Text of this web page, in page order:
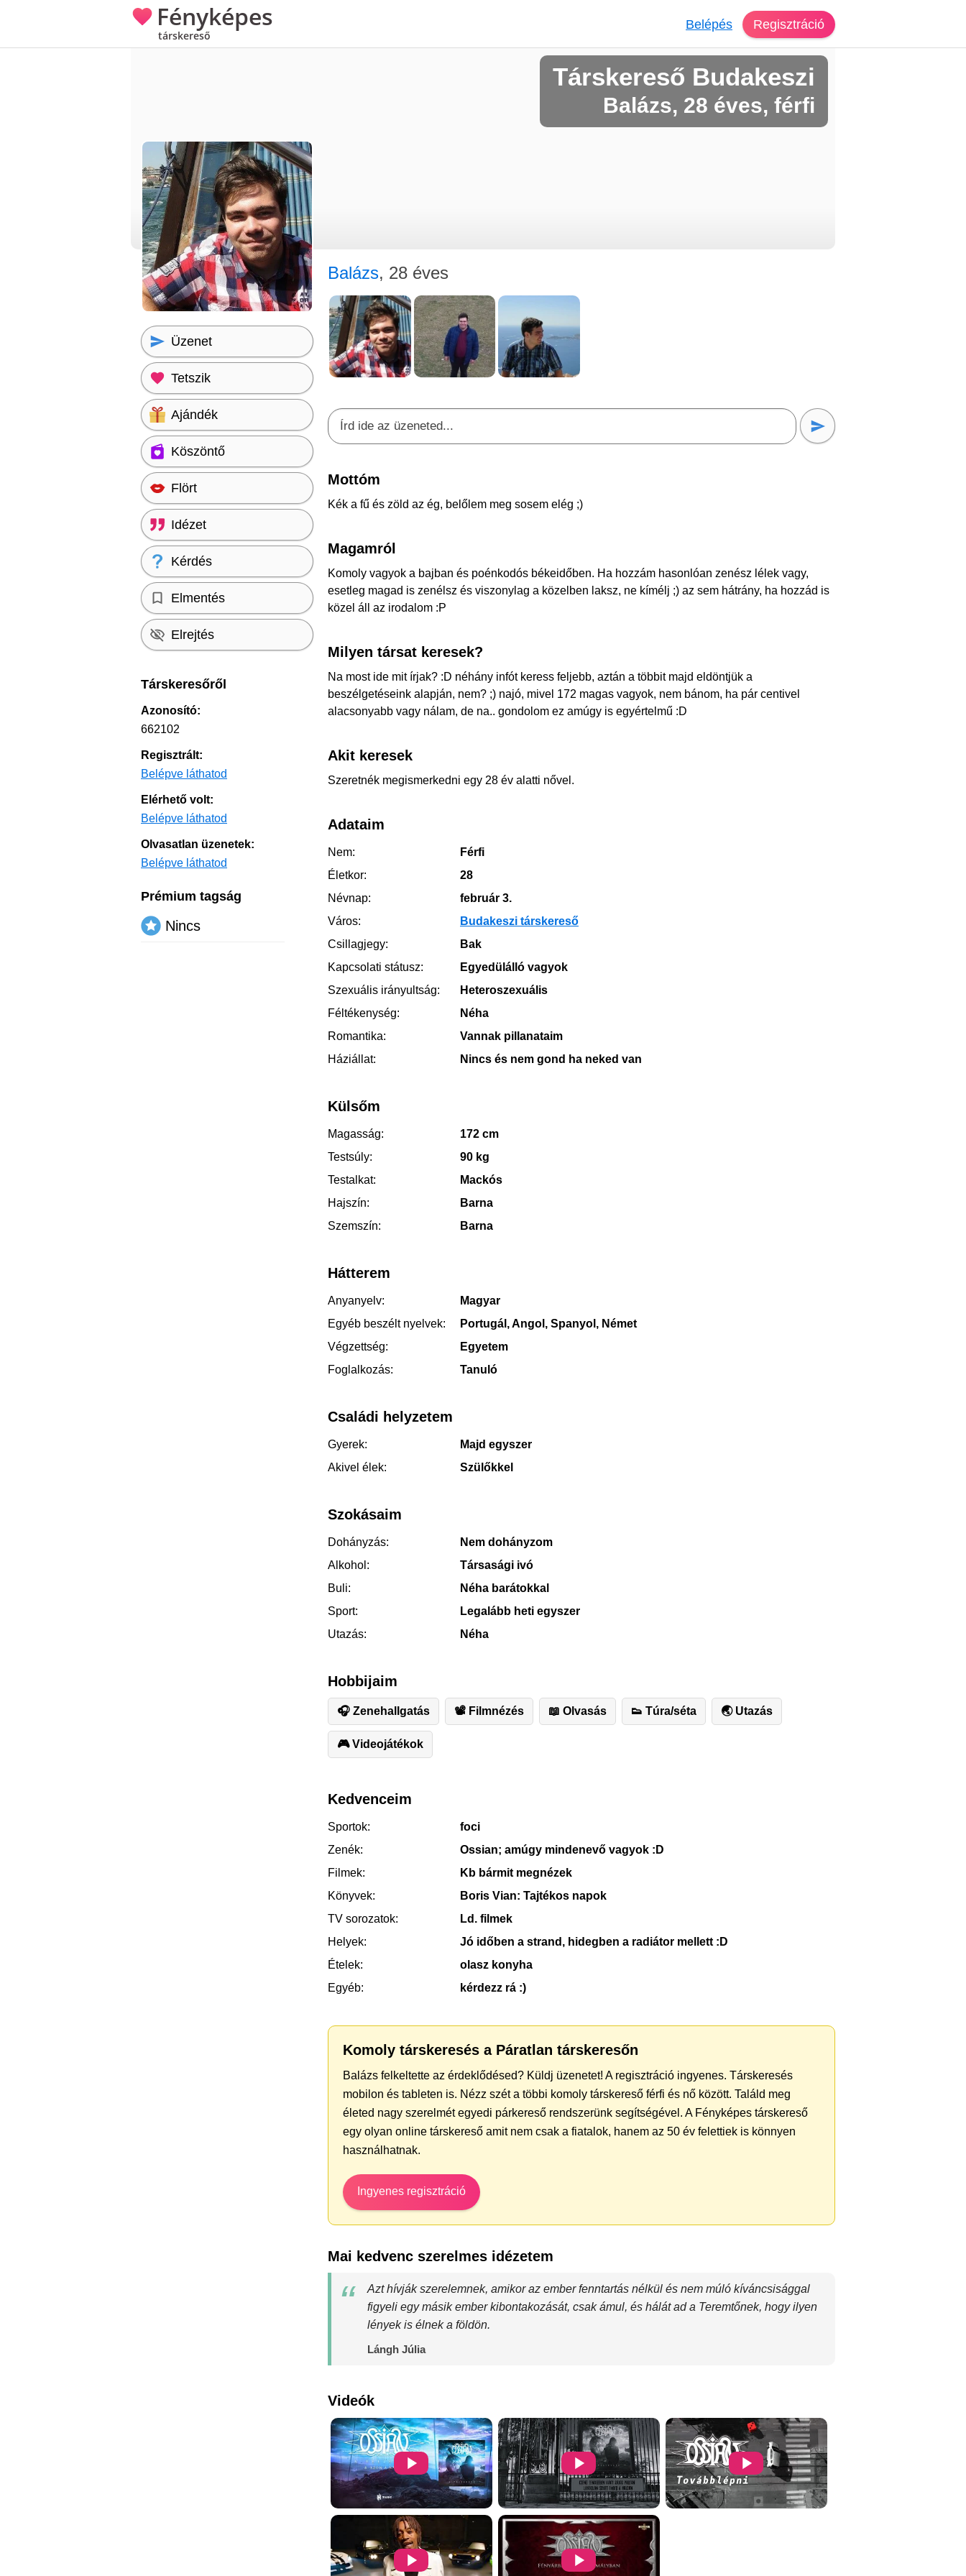
Fényképes
társkereső
Belépés Regisztráció
Társkereső Budakeszi
Balázs, 28 éves, férfi
Balázs, 28 éves
Mottóm
Kék a fű és zöld az ég, belőlem meg sosem elég ;)
Magamról
Komoly vagyok a bajban és poénkodós békeidőben. Ha hozzám hasonlóan zenész lélek vagy,
esetleg magad is zenélsz és viszonylag a közelben laksz, ne kímélj ;) az sem hátrány, ha hozzád is
közel áll az irodalom :P
Milyen társat keresek?
Na most ide mit írjak? :D néhány infót keress feljebb, aztán a többit majd eldöntjük a
beszélgetéseink alapján, nem? ;) najó, mivel 172 magas vagyok, nem bánom, ha pár centivel
alacsonyabb vagy nálam, de na.. gondolom ez amúgy is egyértelmű :D
Akit keresek
Szeretnék megismerkedni egy 28 év alatti nővel.
Adataim
Nem:
Férfi
Életkor:
28
Névnap:
február 3.
Város:
Budakeszi társkereső
Csillagjegy:
Bak
Kapcsolati státusz:
Egyedülálló vagyok
Szexuális irányultság:
Heteroszexuális
Féltékenység:
Néha
Romantika:
Vannak pillanataim
Háziállat:
Nincs és nem gond ha neked van
Külsőm
Magasság:
172 cm
Testsúly:
90 kg
Testalkat:
Mackós
Hajszín:
Barna
Szemszín:
Barna
Hátterem
Anyanyelv:
Magyar
Egyéb beszélt nyelvek:
Portugál, Angol, Spanyol, Német
Végzettség:
Egyetem
Foglalkozás:
Tanuló
Családi helyzetem
Gyerek:
Majd egyszer
Akivel élek:
Szülőkkel
Szokásaim
Dohányzás:
Nem dohányzom
Alkohol:
Társasági ivó
Buli:
Néha barátokkal
Sport:
Legalább heti egyszer
Utazás:
Néha
Hobbijaim
🎧 Zenehallgatás 📽 Filmnézés 📖 Olvasás 👟 Túra/séta 🌏 Utazás
🎮 Videojátékok
Kedvenceim
Sportok:
foci
Zenék:
Ossian; amúgy mindenevő vagyok :D
Filmek:
Kb bármit megnézek
Könyvek:
Boris Vian: Tajtékos napok
TV sorozatok:
Ld. filmek
Helyek:
Jó időben a strand, hidegben a radiátor mellett :D
Ételek:
olasz konyha
Egyéb:
kérdezz rá :)
Komoly társkeresés a Páratlan társkeresőn
Balázs felkeltette az érdeklődésed? Küldj üzenetet! A regisztráció ingyenes. Társkeresés
mobilon és tableten is. Nézz szét a többi komoly társkereső férfi és nő között. Találd meg
életed nagy szerelmét egyedi párkereső rendszerünk segítségével. A Fényképes társkereső
egy olyan online társkereső amit nem csak a fiatalok, hanem az 50 év felettiek is könnyen
használhatnak.
Ingyenes regisztráció
Mai kedvenc szerelmes idézetem
Azt hívják szerelemnek, amikor az ember fenntartás nélkül és nem múló kíváncsisággal
figyeli egy másik ember kibontakozását, csak ámul, és hálát ad a Teremtőnek, hogy ilyen
lények is élnek a földön.
Lángh Júlia
Videók
Üzenet
Tetszik
Ajándék
Köszöntő
Flört
Idézet
Kérdés
Elmentés
Elrejtés
Társkeresőről
Azonosító:
662102
Regisztrált:
Belépve láthatod
Elérhető volt:
Belépve láthatod
Olvasatlan üzenetek:
Belépve láthatod
Prémium tagság
Nincs